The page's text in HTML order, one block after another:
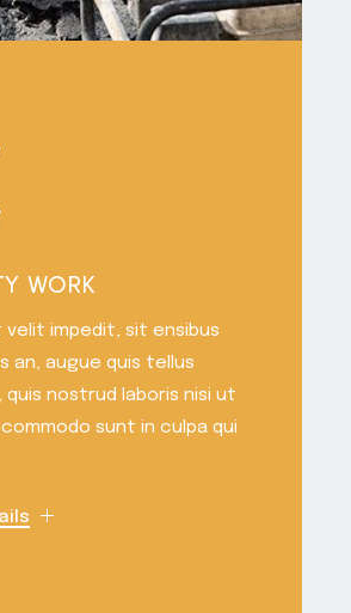
WORK
velit impedit, sit ensibus
an, augue quis tellus
quis nostrud laboris nisi ut
commodo sunt in culpa qui